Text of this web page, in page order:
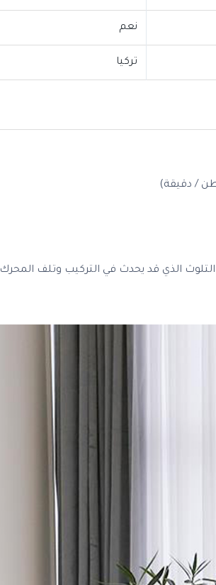
نعم
تركيا
الذي قد يحدث في التركيب وتلف المحرك